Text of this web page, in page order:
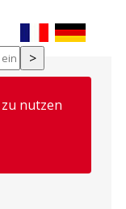
nutzen